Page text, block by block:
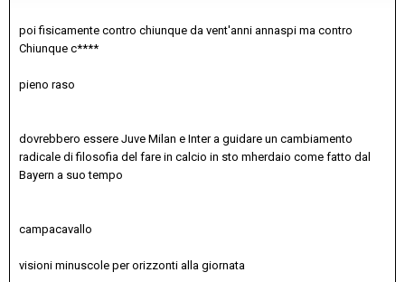
poi fisicamente contro chiunque da vent'anni annaspi ma contro
Chiunque c****
pieno raso
dovrebbero essere Juve Milan e Inter a guidare un cambiamento
radicale di filosofia del fare in calcio in sto mherdaio come fatto dal
Bayern a suo tempo
campacavallo
visioni minuscole per orizzonti alla giornata